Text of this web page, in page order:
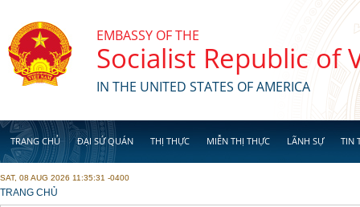
EMBASSY OF THE
Socialist Republic of
IN THE UNITED STATES OF AMERICA
TRANG CHỦ ĐẠI SỨ QUÁN THỊ THỰC MIỄN THỊ THỰC LÃNH SỰ TIN
SAT, 08 AUG 2026 11:35:31 -0400
YOU ARE HERE
TRANG CHỦ